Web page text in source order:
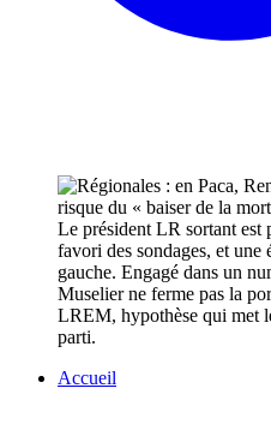
Le président LR sortant est
favori des sondages, et une
gauche. Engagé dans un
Muselier ne ferme pas la
LREM, hypothèse qui met
parti.
Accueil